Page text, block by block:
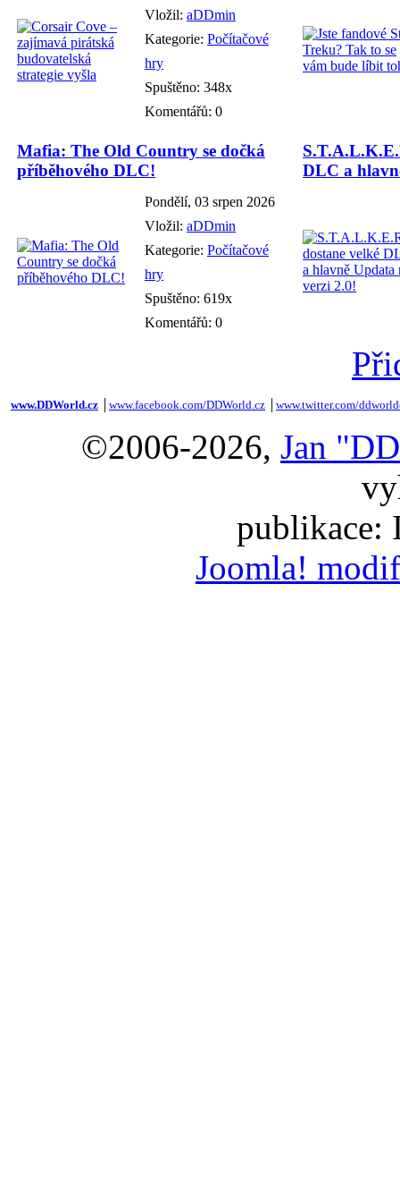
Vložil: aDDmin
Kategorie: Počítačové
hry
Spuštěno: 348x
Komentářů: 0
Mafia: The Old Country se dočká
příběhového DLC!
Pondělí, 03 srpen 2026
Vložil: aDDmin
Kategorie: Počítačové
hry
Spuštěno: 619x
Komentářů: 0
DLC a
www.DDWorld.cz www.facebook.com/DDWorld.cz www.twitter.com/
©2006-2026, Jan
publikace:
Joomla!